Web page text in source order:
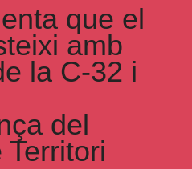
que el
amb
la C-32 i
del